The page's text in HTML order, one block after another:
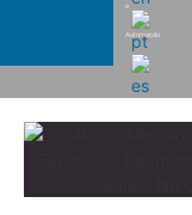
e
Automação